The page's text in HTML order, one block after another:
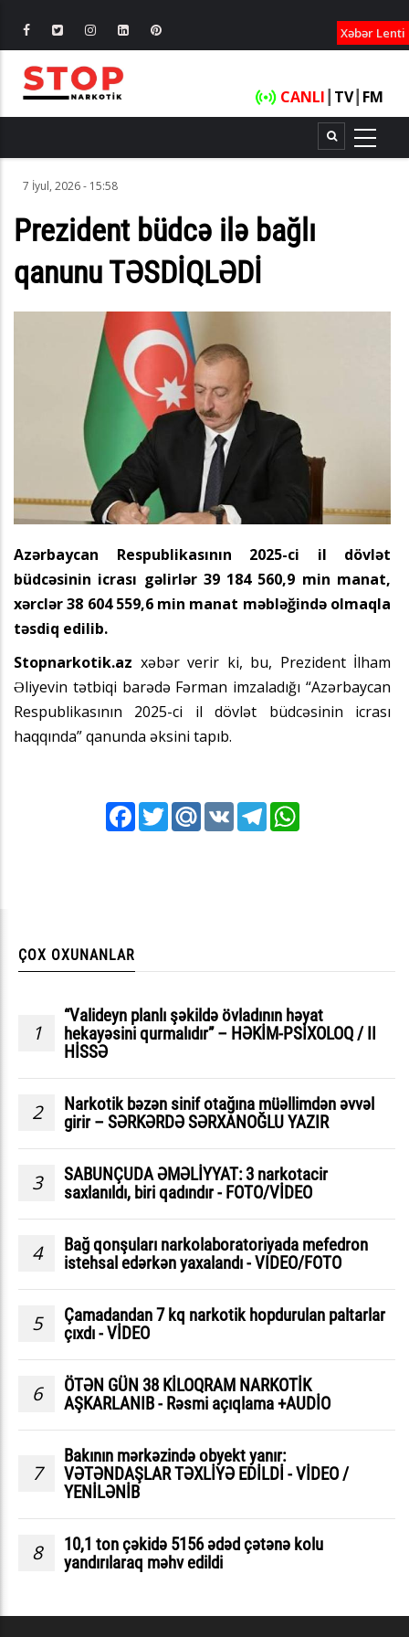
Xəbər Lenti
CANLI TV┃ FM
7 İyul, 2026 - 15:58
Prezident büdcə ilə bağlı
qanunu TƏSDİQLƏDİ
Azərbaycan Respublikasının 2025-ci il dövlət
büdcəsinin icrası gəlirlər 39 184 560,9 min manat,
xərclər 38 604 559,6 min manat məbləğində olmaqla
təsdiq edilib.
Stopnarkotik.az xəbər verir ki, bu, Prezident İlham
Əliyevin tətbiqi barədə Fərman imzaladığı “Azərbaycan
Respublikasının 2025-ci il dövlət büdcəsinin icrası
haqqında” qanunda əksini tapıb.
FacebookTwitterMail.RuVK Telegram
ÇOX OXUNANLAR
1
“Valideyn planlı şəkildə övladının həyat
hekayəsini qurmalıdır” – HƏKİM-PSİXOLOQ / II
HİSSƏ
2
Narkotik bəzən sinif otağına müəllimdən əvvəl
girir – SƏRKƏRDƏ SƏRXANOĞLU YAZIR
3
SABUNÇUDA ƏMƏLİYYAT: 3 narkotacir
saxlanıldı, biri qadındır - FOTO/VİDEO
4
Bağ qonşuları narkolaboratoriyada mefedron
istehsal edərkən yaxalandı - VIDEO/FOTO
5
Çamadandan 7 kq narkotik hopdurulan paltarlar
çıxdı - VİDEO
6
ÖTƏN GÜN 38 KİLOQRAM NARKOTİK
AŞKARLANIB - Rəsmi açıqlama +AUDİO
7
Bakının mərkəzində obyekt yanır:
VƏTƏNDAŞLAR TƏXLİYƏ EDİLDİ - VİDEO /
YENİLƏNİB
8
10,1 ton çəkidə 5156 ədəd çətənə kolu
yandırılaraq məhv edildi